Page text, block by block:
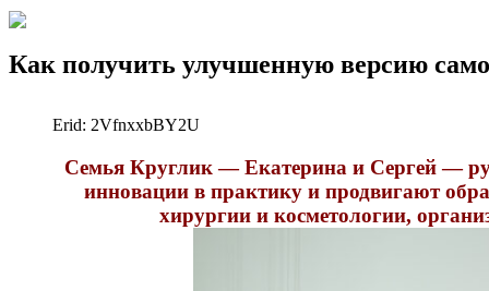
Как получить улучшенную версию
Erid: 2VfnxxbBY2U
Семья Круглик — Екатерина и Сергей —
инновации в практику и продвигают
хирургии и косметологии,